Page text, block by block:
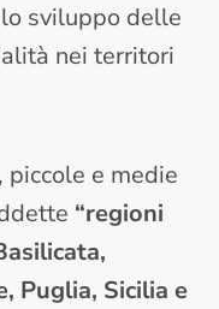
sviluppo delle
nei territori
e medie
“regioni
Puglia, Sicilia e